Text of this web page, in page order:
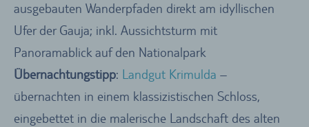
ausgebauten Wanderpfaden direkt am idyllischen
Ufer der Gauja; inkl. Aussichtsturm mit
Panoramablick auf den Nationalpark
Übernachtungstipp: Landgut Krimulda –
übernachten in einem klassizistischen Schloss,
eingebettet in die malerische Landschaft des alten